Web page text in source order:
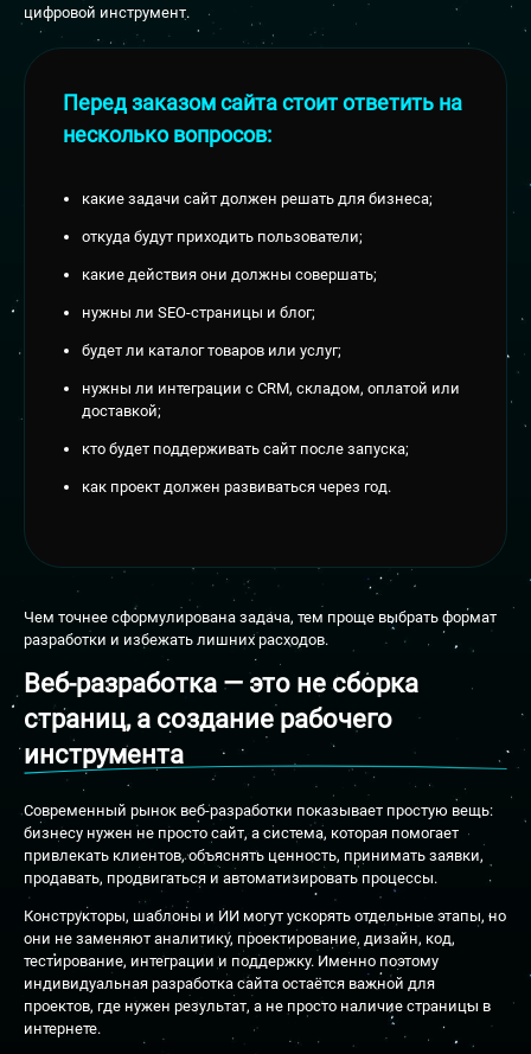
цифровой инструмент.
Перед заказом сайта стоит ответить на
несколько вопросов:
какие задачи сайт должен решать для бизнеса;
откуда будут приходить пользователи;
какие действия они должны совершать;
нужны ли SEO-страницы и блог;
будет ли каталог товаров или услуг;
нужны ли интеграции с CRM, складом, оплатой или
доставкой;
кто будет поддерживать сайт после запуска;
как проект должен развиваться через год.
Чем точнее сформулирована задача, тем проще выбрать формат
разработки и избежать лишних расходов.
Веб-разработка — это не сборка
страниц, а создание рабочего
инструмента
Современный рынок веб-разработки показывает простую вещь:
бизнесу нужен не просто сайт, а система, которая помогает
привлекать клиентов, объяснять ценность, принимать заявки,
продавать, продвигаться и автоматизировать процессы.
Конструкторы, шаблоны и ИИ могут ускорять отдельные этапы, но
они не заменяют аналитику, проектирование, дизайн, код,
тестирование, интеграции и поддержку. Именно поэтому
индивидуальная разработка сайта остаётся важной для
проектов, где нужен результат, а не просто наличие страницы в
интернете.